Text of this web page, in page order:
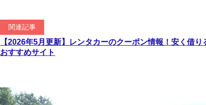
関連記事
【2026年5月更新】レンタカーのクーポン情報！安く借り
おすすめサイト